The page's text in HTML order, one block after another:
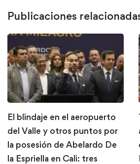
Publicaciones
El blindaje en el aeropuerto
del Valle y otros puntos por
la posesión de Abelardo De
la Espriella en Cali: tres